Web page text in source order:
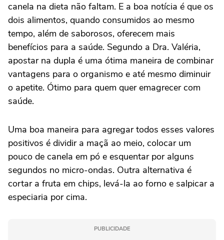
canela na dieta não faltam. E a boa notícia é que os
dois alimentos, quando consumidos ao mesmo
tempo, além de saborosos, oferecem mais
benefícios para a saúde. Segundo a Dra. Valéria,
apostar na dupla é uma ótima maneira de combinar
vantagens para o organismo e até mesmo diminuir
o apetite. Ótimo para quem quer emagrecer com
saúde.
Uma boa maneira para agregar todos esses valores
positivos é dividir a maçã ao meio, colocar um
pouco de canela em pó e esquentar por alguns
segundos no micro-ondas. Outra alternativa é
cortar a fruta em chips, levá-la ao forno e salpicar a
especiaria por cima.
PUBLICIDADE